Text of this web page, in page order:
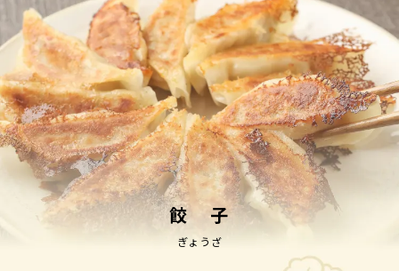
餃 子
ぎょうざ